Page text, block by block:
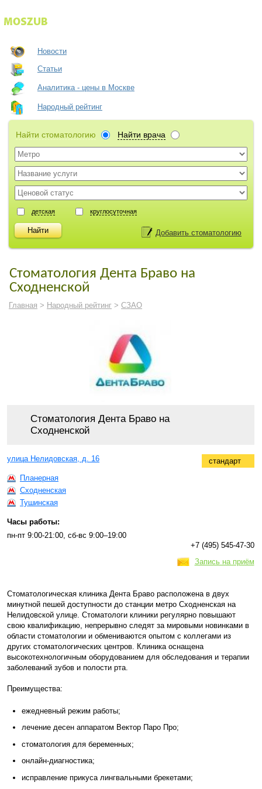
Новости
Статьи
Аналитика - цены в Москве
Народный рейтинг
Найти стоматологию Найти врача
детская круглосуточная
Добавить стоматологию
Стоматология Дента Браво на
Сходненской
Главная > Народный рейтинг > СЗАО
Стоматология Дента Браво на
Сходненской
стандарт
улица Нелидовская, д. 16
Планерная
Сходненская
Тушинская
Часы работы:
пн-пт 9:00-21:00, сб-вс 9:00–19:00
+7 (495) 545-47-30
Запись на приём
Стоматологическая клиника Дента Браво расположена в двух
минутной пешей доступности до станции метро Сходненская на
Нелидовской улице. Стоматологи клиники регулярно повышают
свою квалификацию, непрерывно следят за мировыми новинками в
области стоматологии и обмениваются опытом с коллегами из
других стоматологических центров. Клиника оснащена
высокотехнологичным оборудованием для обследования и терапии
заболеваний зубов и полости рта.
Преимущества:
ежедневный режим работы;
лечение десен аппаратом Вектор Паро Про;
стоматология для беременных;
онлайн-диагностика;
исправление прикуса лингвальными брекетами;